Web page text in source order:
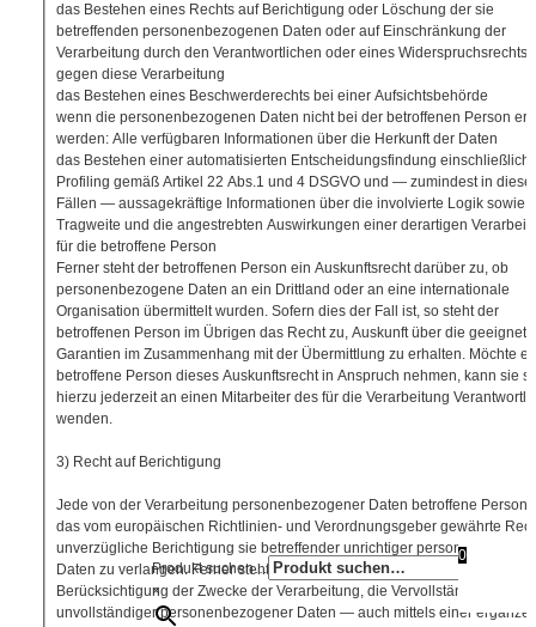
Produkt suchen…
×
das Bestehen eines Rechts auf Berichtigung oder Löschung der sie
betreffenden personenbezogenen Daten oder auf Einschränkung der
Verarbeitung durch den Verantwortlichen oder eines Widerspruchsrechts
gegen diese Verarbeitung
das Bestehen eines Beschwerderechts bei einer Aufsichtsbehörde
wenn die personenbezogenen Daten nicht bei der betroffenen Person
werden: Alle verfügbaren Informationen über die Herkunft der Daten
das Bestehen einer automatisierten Entscheidungsfindung einschließlich
Profiling gemäß Artikel 22 Abs.1 und 4 DSGVO und — zumindest in
Fällen — aussagekräftige Informationen über die involvierte Logik sowie
Tragweite und die angestrebten Auswirkungen einer derartigen
für die betroffene Person
Ferner steht der betroffenen Person ein Auskunftsrecht darüber zu, ob
personenbezogene Daten an ein Drittland oder an eine internationale
Organisation übermittelt wurden. Sofern dies der Fall ist, so steht der
betroffenen Person im Übrigen das Recht zu, Auskunft über die
Garantien im Zusammenhang mit der Übermittlung zu erhalten. Möchte
betroffene Person dieses Auskunftsrecht in Anspruch nehmen, kann sie
hierzu jederzeit an einen Mitarbeiter des für die Verarbeitung
wenden.
3) Recht auf Berichtigung
Jede von der Verarbeitung personenbezogener Daten betroffene Person
das vom europäischen Richtlinien- und Verordnungsgeber gewährte
unverzügliche Berichtigung sie betreffender unrichtiger
Daten zu verlangen. Ferner steht der betroffenen Person das Recht zu,
Berücksichtigung der Zwecke der Verarbeitung, die Vervollständigung
unvollständiger personenbezogener Daten — auch mittels einer
0